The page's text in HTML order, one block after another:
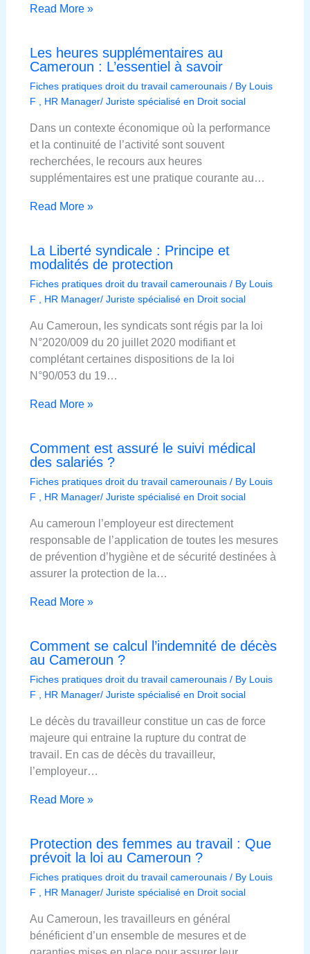
Read More »
Les heures supplémentaires au
Cameroun : L’essentiel à savoir
Fiches pratiques droit du travail camerounais/ By Louis
F , HR Manager/ Juriste spécialisé en Droit social
Dans un contexte économique où la performance
et la continuité de l’activité sont souvent
recherchées, le recours aux heures
supplémentaires est une pratique courante au…
Read More »
La Liberté syndicale : Principe et
modalités de protection
Fiches pratiques droit du travail camerounais/ By Louis
F , HR Manager/ Juriste spécialisé en Droit social
Au Cameroun, les syndicats sont régis par la loi
N°2020/009 du 20 juillet 2020 modifiant et
complétant certaines dispositions de la loi
N°90/053 du 19…
Read More »
Comment est assuré le suivi médical
des salariés ?
Fiches pratiques droit du travail camerounais/ By Louis
F , HR Manager/ Juriste spécialisé en Droit social
Au cameroun l’employeur est directement
responsable de l’application de toutes les mesures
de prévention d’hygiène et de sécurité destinées à
assurer la protection de la…
Read More »
Comment se calcul l’indemnité de décès
au Cameroun ?
Fiches pratiques droit du travail camerounais/ By Louis
F , HR Manager/ Juriste spécialisé en Droit social
Le décès du travailleur constitue un cas de force
majeure qui entraine la rupture du contrat de
travail. En cas de décès du travailleur,
l’employeur…
Read More »
Protection des femmes au travail : Que
prévoit la loi au Cameroun ?
Fiches pratiques droit du travail camerounais/ By Louis
F , HR Manager/ Juriste spécialisé en Droit social
Au Cameroun, les travailleurs en général
bénéficient d’un ensemble de mesures et de